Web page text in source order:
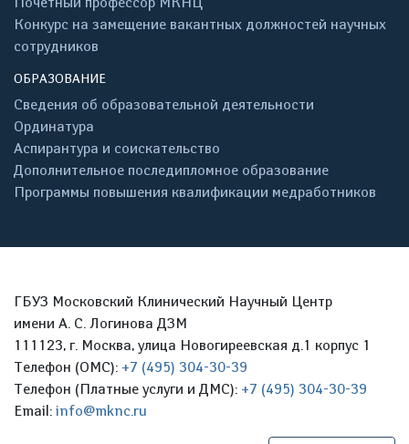
Конкурс на замещение вакантных должностей научных
сотрудников
ОБРАЗОВАНИЕ
Сведения об образовательной деятельности
Ординатура
Аспирантура и соискательство
Дополнительное последипломное образование
Программы повышения квалификации медработников
ГБУЗ Московский Клинический Научный Центр
имени А. С. Логинова ДЗМ
111123, г. Москва, улица Новогиреевская д.1 корпус 1
Телефон (ОМС): +7 (495) 304-30-39
Телефон (Платные услуги и ДМС): +7 (495) 304-30-39
Email: info@mknc.ru